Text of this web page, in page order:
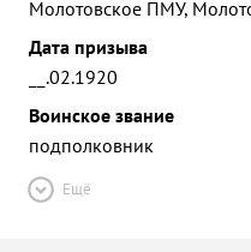
Молотовское ПМУ,
Дата призыва
__.02.1920
Воинское звание
подполковник
Ещё